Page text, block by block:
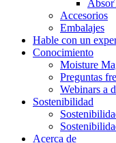
Accesorios
Embalajes
Hable con un
Conocimiento
Moisture
Preguntas
Webinars a
Sostenibilidad
Acerca de